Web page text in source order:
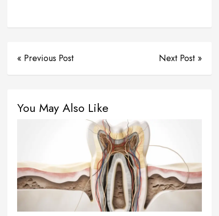
« Previous Post Next Post »
You May Also Like